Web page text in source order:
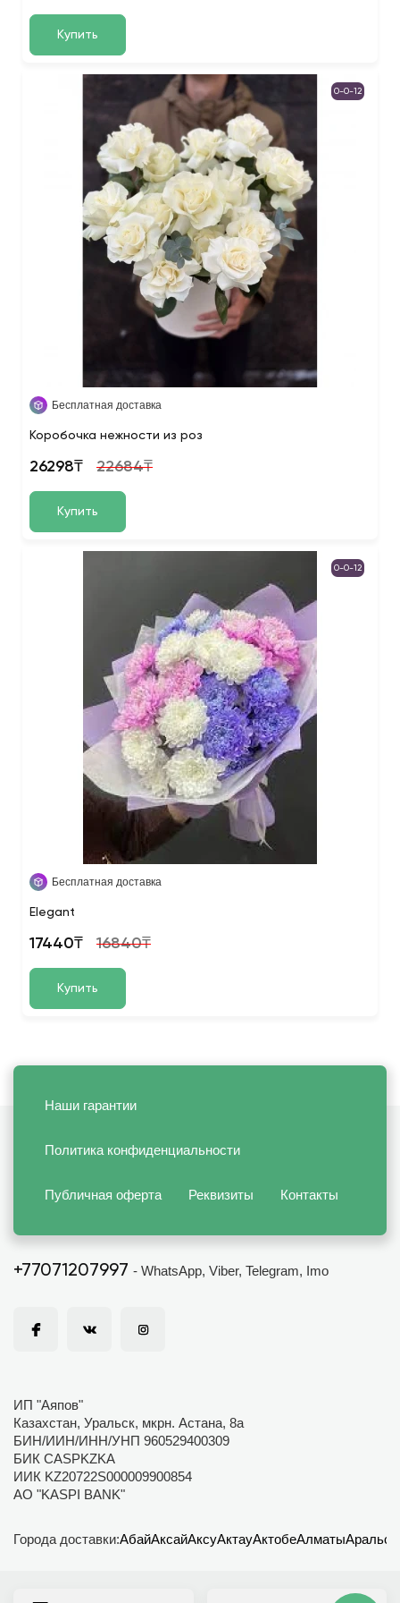
Купить
0-0-12
Бесплатная доставка
Коробочка нежности из роз
26298₸ 22684₸
Купить
0-0-12
Бесплатная доставка
Elegant
17440₸ 16840₸
Купить
Наши гарантии
Политика конфиденциальности
Публичная оферта Реквизиты Контакты
+77071207997 - WhatsApp, Viber, Telegram, Imo
ИП "Аяпов"
Казахстан, Уральск, мкрн. Астана, 8а
БИН/ИИН/ИНН/УНП 960529400309
БИК CASPKZKA
ИИК KZ20722S000009900854
АО "KASPI BANK"
Города доставки:АбайАксайАксуАктауАктобеАлматыАральск